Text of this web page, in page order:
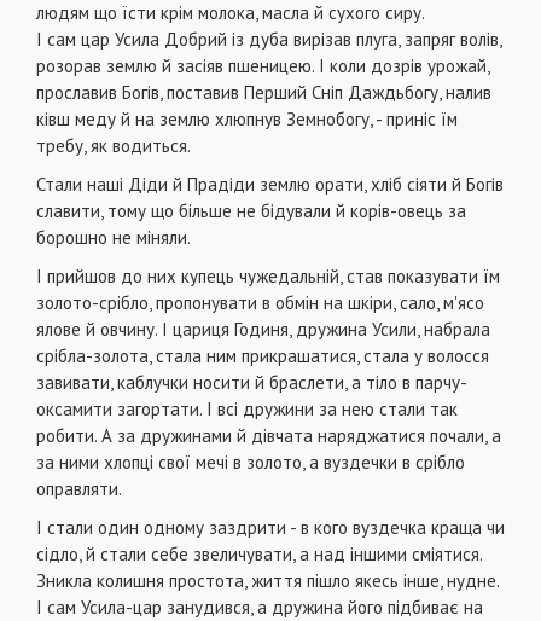
людям що їсти крім молока, масла й сухого сиру.
І сам цар Усила Добрий із дуба вирізав плуга, запряг волів,
розорав землю й засіяв пшеницею. І коли дозрів урожай,
прославив Богів, поставив Перший Сніп Даждьбогу, налив
ківш меду й на землю хлюпнув Земнобогу, - приніс їм
требу, як водиться.
Стали наші Діди й Прадіди землю орати, хліб сіяти й Богів
славити, тому що більше не бідували й корів-овець за
борошно не міняли.
І прийшов до них купець чужедальній, став показувати їм
золото-срібло, пропонувати в обмін на шкіри, сало, м'ясо
ялове й овчину. І цариця Годиня, дружина Усили, набрала
срібла-золота, стала ним прикрашатися, стала у волосся
завивати, каблучки носити й браслети, а тіло в парчу-
оксамити загортати. І всі дружини за нею стали так
робити. А за дружинами й дівчата наряджатися почали, а
за ними хлопці свої мечі в золото, а вуздечки в срібло
оправляти.
І стали один одному заздрити - в кого вуздечка краща чи
сідло, й стали себе звеличувати, а над іншими сміятися.
Зникла колишня простота, життя пішло якесь інше, нудне.
І сам Усила-цар занудився, а дружина його підбиває на